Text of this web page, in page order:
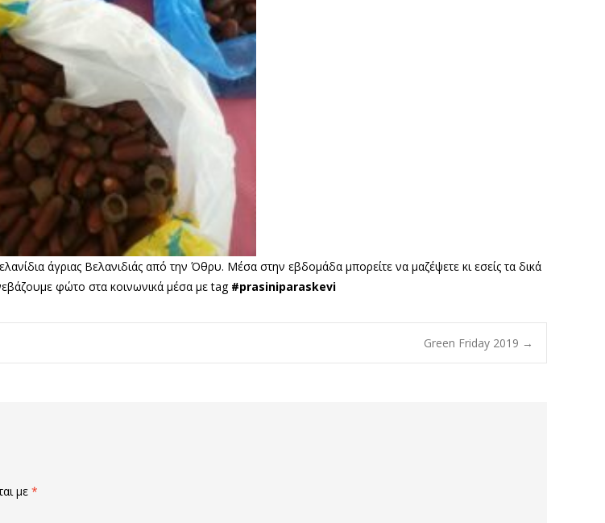
άγριας Βελανιδιάς από την Όθρυ. Μέσα στην εβδομάδα μπορείτε να μαζέψετε κι εσείς τα δικά
φώτο στα κοινωνικά μέσα με tag #prasiniparaskevi
Green Friday 2019 →
με *